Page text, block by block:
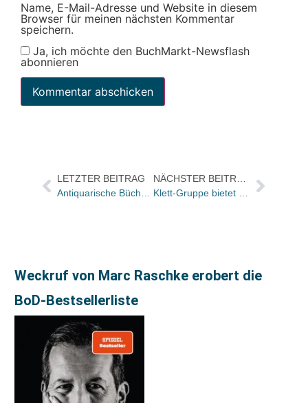
Name, E-Mail-Adresse und Website in diesem
Browser für meinen nächsten Kommentar
speichern.
Ja, ich möchte den BuchMarkt-Newsflash
abonnieren
LETZTER BEITRAG
Weckruf von Marc Raschke erobert die
BoD-Bestsellerliste